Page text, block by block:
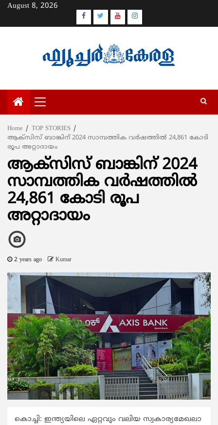
Skip
content
August 8, 2026
Facebook
TwitterYoutubeInstagram
Primary
Menu
Home
TOP STORIES
ആക്സിസ് ബാങ്കിന് 2024 സാമ്പത്തിക വര്‍ഷത്തില്‍ 24,861 കോടി
രൂപ അറ്റാദായം
ആക്സിസ് ബാങ്കിന് 2024
സാമ്പത്തിക വര്‍ഷത്തില്‍
24,861 കോടി രൂപ
അറ്റാദായം
2 years ago Kumar
കൊച്ചി: ഇന്ത്യയിലെ ഏറ്റവും വലിയ സ്വകാര്യമേഖലാ